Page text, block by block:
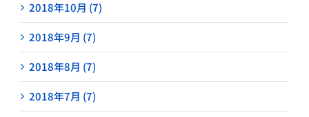
2018年10月 (7)
2018年9月 (7)
2018年8月 (7)
2018年7月 (7)